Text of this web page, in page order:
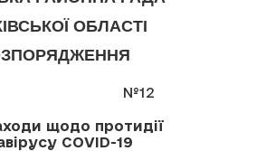
ОБЛАСТІ
№12
щодо протидії
COVID-19